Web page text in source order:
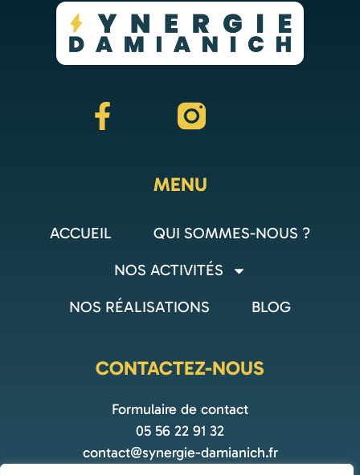
MENU
ACCUEIL
QUI SOMMES-NOUS ?
NOS ACTIVITÉS
NOS RÉALISATIONS
BLOG
CONTACTEZ-NOUS
Formulaire de contact
05 56 22 91 32
contact@synergie-damianich.fr